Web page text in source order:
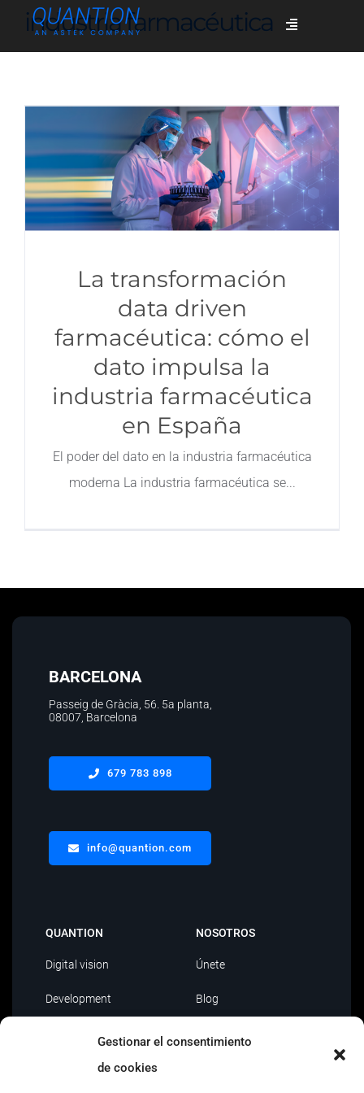
Gestionar el consentimiento
de cookies
Toggle
Quiénes somos
Casos de éxito
Contacto
industria farmacéutica
La transformación
data driven
farmacéutica: cómo el
dato impulsa la
industria farmacéutica
en España
El poder del dato en la industria farmacéutica
moderna La industria farmacéutica se
BARCELONA
Passeig de Gràcia, 56. 5a planta
08007, Barcelona
679 783 898
info@quantion.com
QUANTION
Digital vision
Development
NOSOTROS
Únete
Blog